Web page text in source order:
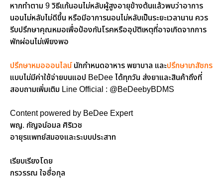
หากทำตาม 9 วิธีแก้นอนไม่หลับผู้สูงอายุข้างต้นแล้วพบว่าอาการ
นอนไม่หลับไม่ดีขึ้น หรือมีอาการนอนไม่หลับเป็นระยะเวลานาน ควร
รีบปรึกษาคุณหมอเพื่อป้องกันโรคหรืออุบัติเหตุที่อาจเกิดจากการ
พักผ่อนไม่เพียงพอ
ปรึกษาหมอออนไลน์นักกำหนดอาหาร พยาบาล และปรึกษาเภสัชกร
แบบไม่มีค่าใช้จ่ายบนแอป BeDee ได้ทุกวัน ส่งยาและสินค้าถึงที่
สอบถามเพิ่มเติม Line Official : @BeDeebyBDMS
Content powered by BeDee Expert
พญ. กัญจน์อมล ศิริเวช
อายุรแพทย์สมองและระบบประสาท
เรียบเรียงโดย
กรวรรณ ใจซื่อกุล